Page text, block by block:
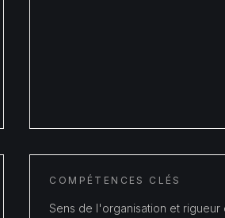
COMPÉTENCES CLÉS
Sens de l'organisation et rigueur